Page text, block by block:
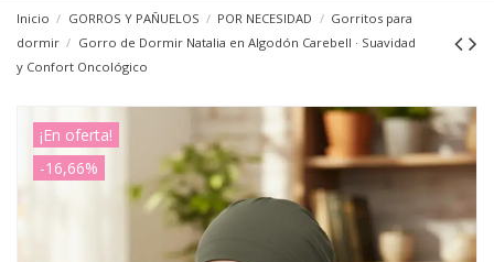
Inicio GORROS Y PAÑUELOS POR NECESIDAD
Gorritos para
dormir
Gorro de Dormir Natalia en Algodón Carebell · Suavidad
y Confort Oncológico
¡En oferta!
-16,66%